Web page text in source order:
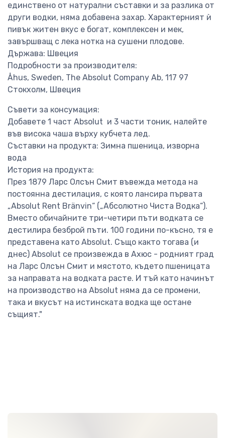
единствено от натурални съставки и за разлика от
други водки, няма добавена захар. Характерният ѝ
пивък житен вкус е богат, комплексен и мек,
завършващ с лека нотка на сушени плодове.
Държава: Швеция
Подробности за производителя:
Åhus, Sweden, The Absolut Company Ab, 117 97
Стокхолм, Швеция
Съвети за консумация:
Добавете 1 част Absolut и 3 части тоник, налейте
във висока чаша върху кубчета лед.
Съставки на продукта: Зимна пшеница, изворна
вода
История на продукта:
През 1879 Ларс Олсън Смит въвежда метода на
постоянна дестилация, с която лансира първата
„Absolut Rent Bränvin“ („Абсолютно Чиста Водка“).
Вместо обичайните три-четири пъти водката се
дестилира безброй пъти. 100 години по-късно, тя е
представена като Absolut. Също както тогава (и
днес) Absolut се произвежда в Ахюс - родният град
на Ларс Олсън Смит и мястото, където пшеницата
за направата на водката расте. И тъй като начинът
на производство на Absolut няма да се промени,
така и вкусът на истинската водка ще остане
същият."